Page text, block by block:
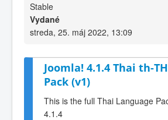
Stable
Vydané
streda, 25. máj 2022, 13:09
Joomla! 4.1.4 Thai th-
Pack (v1)
This is the full Thai Language
4.1.4